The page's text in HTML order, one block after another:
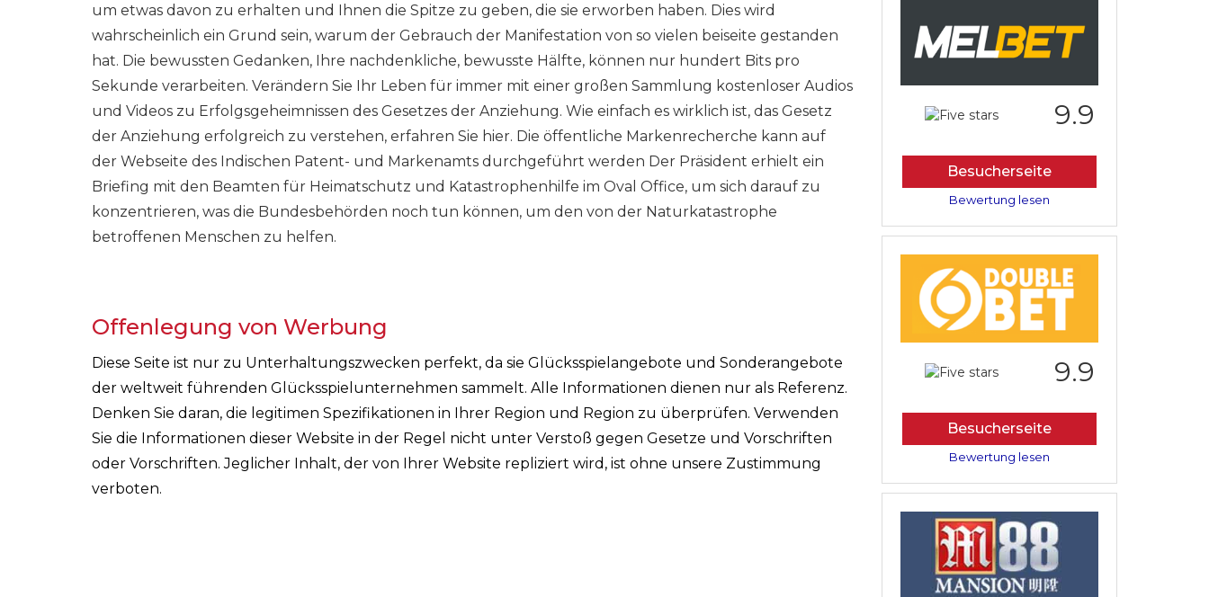
um etwas davon zu erhalten und Ihnen die Spitze zu geben, die sie erworben haben. Dies wird
wahrscheinlich ein Grund sein, warum der Gebrauch der Manifestation von so vielen beiseite gestanden
hat. Die bewussten Gedanken, Ihre nachdenkliche, bewusste Hälfte, können nur hundert Bits pro
Sekunde verarbeiten. Verändern Sie Ihr Leben für immer mit einer großen Sammlung kostenloser Audios
und Videos zu Erfolgsgeheimnissen des Gesetzes der Anziehung. Wie einfach es wirklich ist, das Gesetz
der Anziehung erfolgreich zu verstehen, erfahren Sie hier. Die öffentliche Markenrecherche kann auf
der Webseite des Indischen Patent- und Markenamts durchgeführt werden Der Präsident erhielt ein
Briefing mit den Beamten für Heimatschutz und Katastrophenhilfe im Oval Office, um sich darauf zu
konzentrieren, was die Bundesbehörden noch tun können, um den von der Naturkatastrophe
betroffenen Menschen zu helfen.
Offenlegung von Werbung
Diese Seite ist nur zu Unterhaltungszwecken perfekt, da sie Glücksspielangebote und Sonderangebote
der weltweit führenden Glücksspielunternehmen sammelt. Alle Informationen dienen nur als Referenz.
Denken Sie daran, die legitimen Spezifikationen in Ihrer Region und Region zu überprüfen. Verwenden
Sie die Informationen dieser Website in der Regel nicht unter Verstoß gegen Gesetze und Vorschriften
oder Vorschriften. Jeglicher Inhalt, der von Ihrer Website repliziert wird, ist ohne unsere Zustimmung
verboten.
9.9
Besucherseite
Bewertung lesen
9.9
Besucherseite
Bewertung lesen